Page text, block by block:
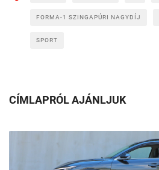
FORMA-1 SZINGAPÚRI NAGYDÍJ
SPORT
CÍMLAPRÓL AJÁNLJUK